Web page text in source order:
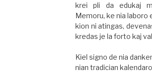
krei pli da edukaj
Memoru, ke nia
kion ni atingas,
kredas je la forto kaj
Kiel signo de nia
nian tradician